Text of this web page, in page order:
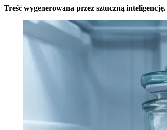
Treść wygenerowana przez sztuczną inteligencję.